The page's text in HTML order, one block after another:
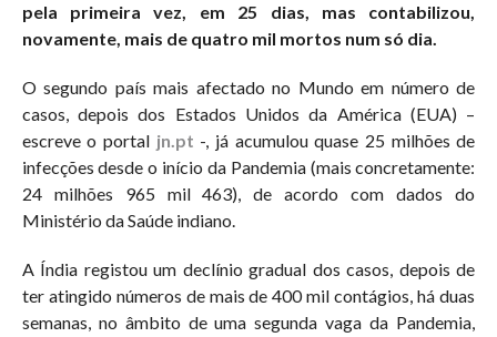
pela primeira vez, em 25 dias, mas contabilizou,
novamente, mais de quatro mil mortos num só dia.
O segundo país mais afectado no Mundo em número de
casos, depois dos Estados Unidos da América (EUA) –
escreve o portal jn.pt -, já acumulou quase 25 milhões de
infecções desde o início da Pandemia (mais concretamente:
24 milhões 965 mil 463), de acordo com dados do
Ministério da Saúde indiano.
A Índia registou um declínio gradual dos casos, depois de
ter atingido números de mais de 400 mil contágios, há duas
semanas, no âmbito de uma segunda vaga da Pandemia,